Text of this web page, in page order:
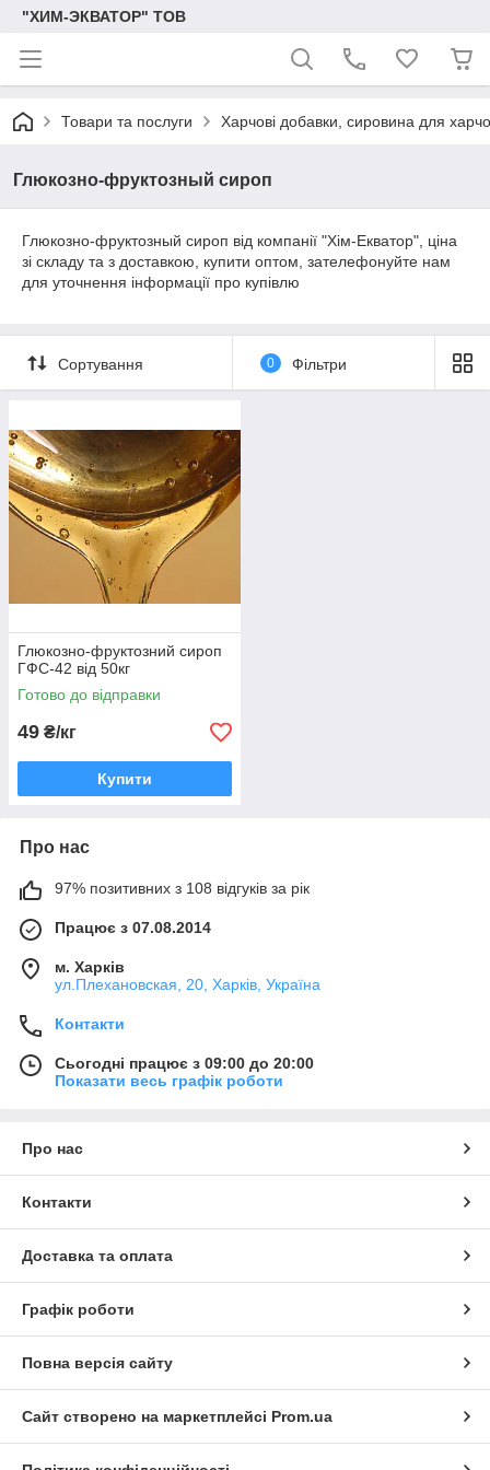
"ХИМ-ЭКВАТОР" ТОВ
Товари та послуги Харчові добавки, сировина для
Глюкозно-фруктозный сироп
Глюкозно-фруктозный сироп від компанії "Хім-Екватор", ціна
зі складу та з доставкою, купити оптом, зателефонуйте нам
для уточнення інформації про купівлю
Сортування 0 Фільтри
Глюкозно-фруктозний сироп
ГФС-42 від 50кг
Готово до відправки
49 ₴/кг
Купити
Про нас
97% позитивних з 108 відгуків за рік
Працює з 07.08.2014
м. Харків
ул.Плехановская, 20, Харків, Україна
Контакти
Сьогодні працює з 09:00 до 20:00
Показати весь графік роботи
Про нас
Контакти
Доставка та оплата
Графік роботи
Повна версія сайту
Сайт створено на маркетплейсі Prom.ua